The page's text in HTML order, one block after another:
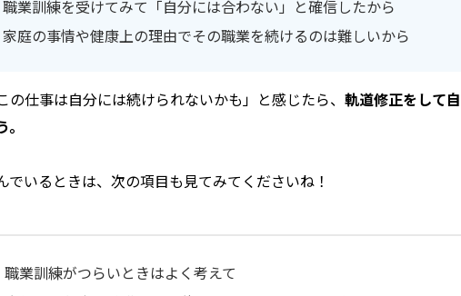
職業訓練を受けてみて「自分には合わない」と確信したから
家庭の事情や健康上の理由でその職業を続けるのは難しいから
この仕事は自分には続けられないかも」と感じたら、 軌道修正をして
。
でいるときは、次の項目も見てみてくださいね！
職業訓練がつらいときはよく考えて